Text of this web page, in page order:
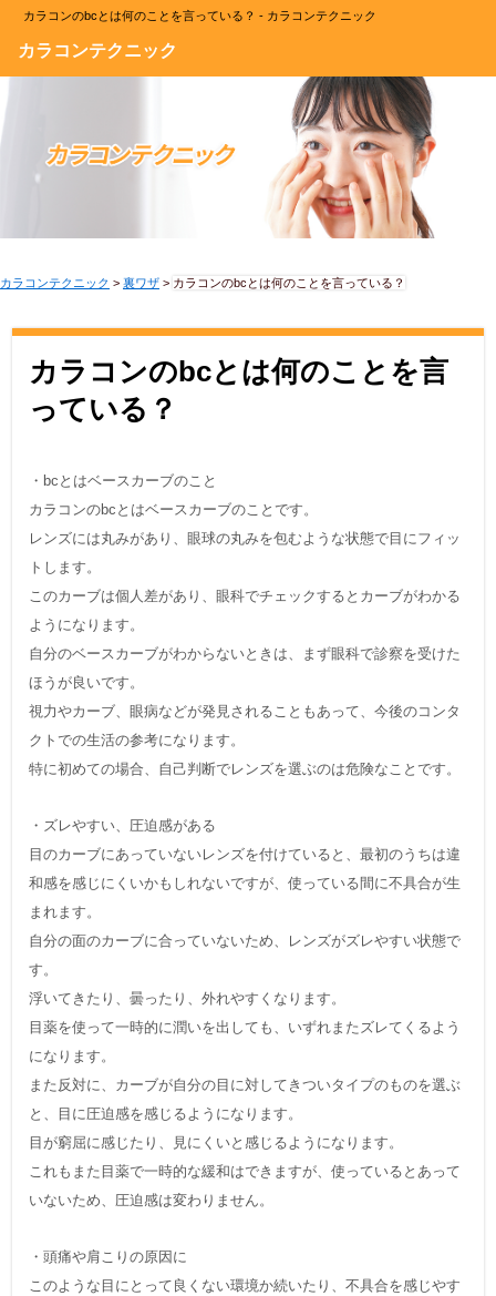
カラコンのbcとは何のことを言っている？ - カラコンテクニック
カラコンテクニック
カラコンテクニック > 裏ワザ > カラコンのbcとは何のことを言っている？
カラコンのbcとは何のことを言
っている？
・bcとはベースカーブのこと
カラコンのbcとはベースカーブのことです。
レンズには丸みがあり、眼球の丸みを包むような状態で目にフィッ
トします。
このカーブは個人差があり、眼科でチェックするとカーブがわかる
ようになります。
自分のベースカーブがわからないときは、まず眼科で診察を受けた
ほうが良いです。
視力やカーブ、眼病などが発見されることもあって、今後のコンタ
クトでの生活の参考になります。
特に初めての場合、自己判断でレンズを選ぶのは危険なことです。
・ズレやすい、圧迫感がある
目のカーブにあっていないレンズを付けていると、最初のうちは違
和感を感じにくいかもしれないですが、使っている間に不具合が生
まれます。
自分の面のカーブに合っていないため、レンズがズレやすい状態で
す。
浮いてきたり、曇ったり、外れやすくなります。
目薬を使って一時的に潤いを出しても、いずれまたズレてくるよう
になります。
また反対に、カーブが自分の目に対してきついタイプのものを選ぶ
と、目に圧迫感を感じるようになります。
目が窮屈に感じたり、見にくいと感じるようになります。
これもまた目薬で一時的な緩和はできますが、使っているとあって
いないため、圧迫感は変わりません。
・頭痛や肩こりの原因に
このような目にとって良くない環境か続いたり、不具合を感じやす